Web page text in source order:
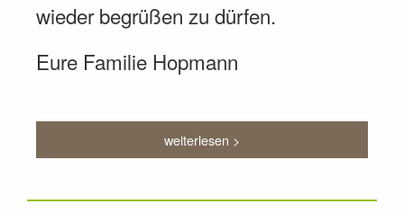
wieder begrüßen zu dürfen.
Eure Familie Hopmann
weiterlesen >